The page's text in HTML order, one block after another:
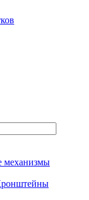
механизмы